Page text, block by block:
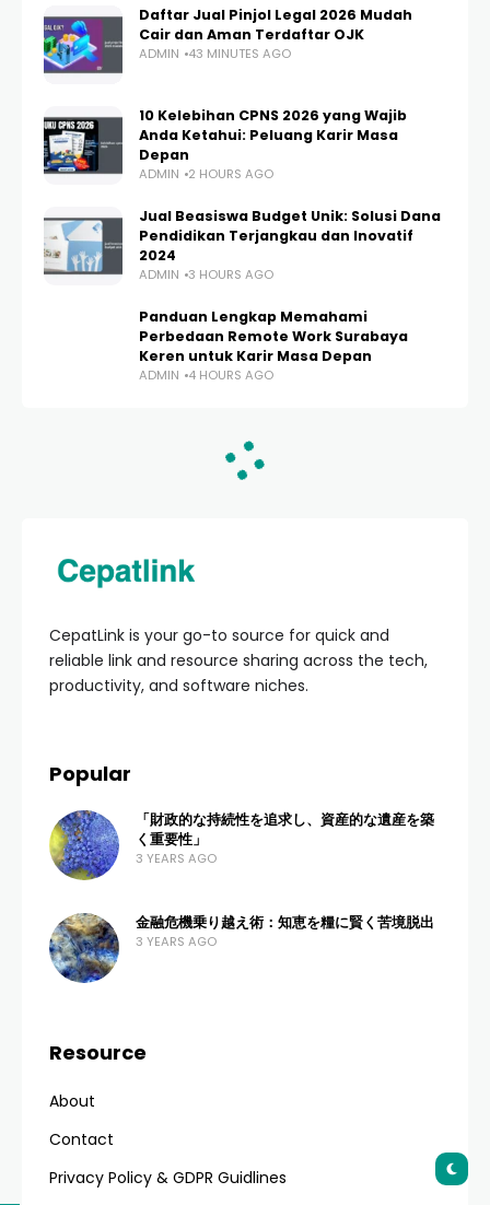
Daftar Jual Pinjol Legal 2026 Mudah
Cair dan Aman Terdaftar OJK
ADMIN 43 MINUTES AGO
10 Kelebihan CPNS 2026 yang Wajib
Anda Ketahui: Peluang Karir Masa
Depan
ADMIN 2 HOURS AGO
Jual Beasiswa Budget Unik: Solusi Dana
Pendidikan Terjangkau dan Inovatif
2024
ADMIN 3 HOURS AGO
Panduan Lengkap Memahami
Perbedaan Remote Work Surabaya
Keren untuk Karir Masa Depan
ADMIN 4 HOURS AGO
10 Kelebihan Psikolog
Trending Bandung
Mental Optimal
ADMIN
4 MONTHS AGO
6 VIEWS 0 COMMENTS
Menjaga kesehatan mental kini telah menjadi
prioritas utama bagi masyarakat urban, terutama
adalah meningkatnya minat terhadap
orang kini mencari layanan kesehatan mental di
kota kembang ini? Bandung bukan hanya sekadar
telah bertransformasi menjadi pusat layanan